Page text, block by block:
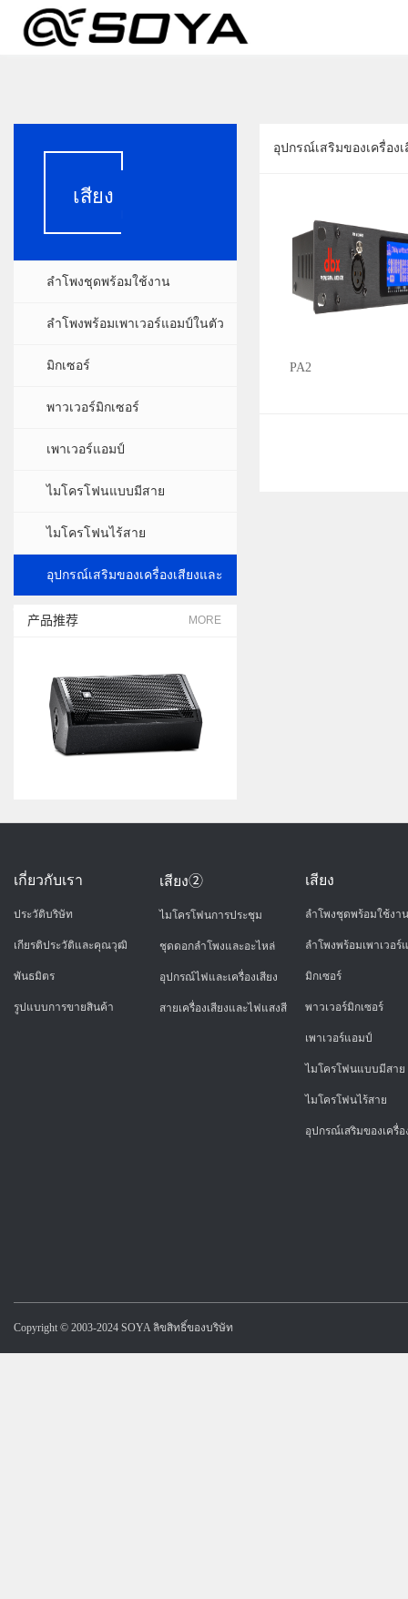
เสียง
ลำโพงชุดพร้อมใช้งาน
ลำโพงพร้อมเพาเวอร์แอมป์ในตัว
มิกเซอร์
พาวเวอร์มิกเซอร์
เพาเวอร์แอมป์
ไมโครโฟนแบบมีสาย
ไมโครโฟนไร้สาย
อุปกรณ์เสริมของเครื่องเสียงและ
ไฟ产品推荐 MORE
อุปกรณ์เสริมของเครื่อง
PA2
เกี่ยวกับเรา
ประวัติบริษัท
เกียรติประวัติและคุณวุฒิ
พันธมิตร
รูปแบบการขายสินค้า
เสียง②
ไมโครโฟนการประชุม
ชุดดอกลำโพงและอะไหล่
อุปกรณ์ไฟและเครื่องเสียง
สายเครื่องเสียงและไฟแสงสี
เสียง
ลำโพงชุดพร้อมใช้งาน
ลำโพงพร้อมเพาเวอ
มิกเซอร์
พาวเวอร์มิกเซอร์
เพาเวอร์แอมป์
ไมโครโฟนแบบมีสาย
ไมโครโฟนไร้สาย
อุปกรณ์เสริมของเครื่อ
Copyright © 2003-2024 SOYA ลิขสิทธิ์ของบริษัท